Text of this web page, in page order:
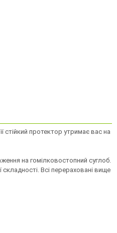
стійкий протектор утримає вас на
на гомілковостопний суглоб.
Всі перераховані вище